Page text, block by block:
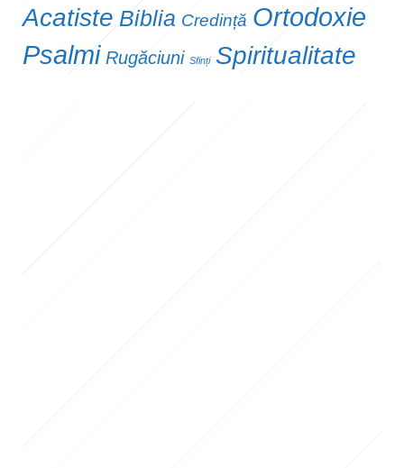
Acatiste Biblia Credință Ortodoxie
Psalmi Rugăciuni Sfinți Spiritualitate